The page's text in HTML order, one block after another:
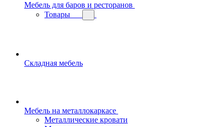
Мебель для баров и ресторанов
Товары
Складная мебель
Мебель на металлокаркасе
Металлические кровати